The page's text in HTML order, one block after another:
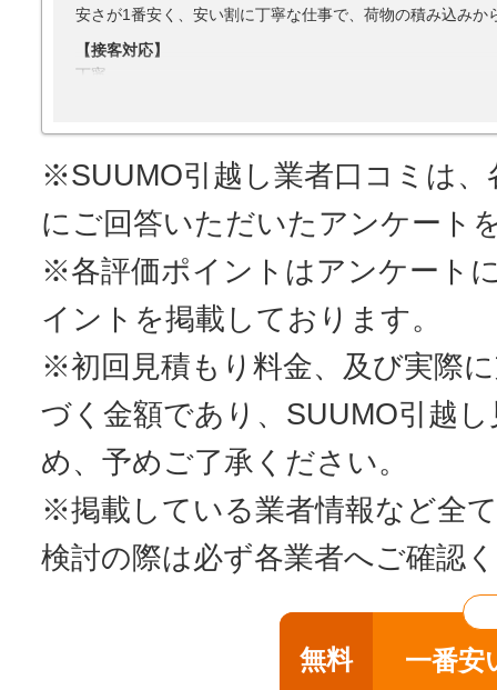
安さが1番安く、安い割に丁寧な仕事で、荷物の積み込み
【接客対応】
丁寧
早さ
【サービス】
【料金】
安さ
※SUUMO引越し業者口コミは
にご回答いただいたアンケート
※各評価ポイントはアンケート
イントを掲載しております。
※初回見積もり料金、及び実際
づく金額であり、SUUMO引越
め、予めご了承ください。
※掲載している業者情報など全
検討の際は必ず各業者へご確認
無料 一番安